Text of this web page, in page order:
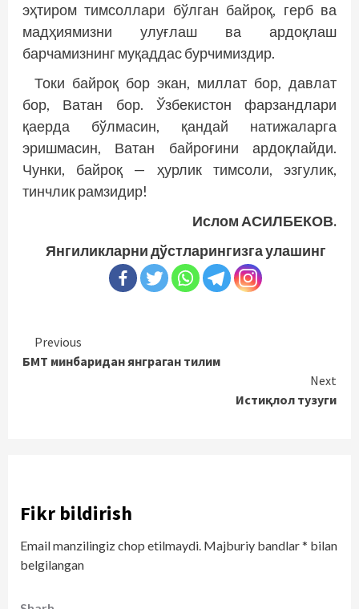
эҳтиром тимсоллари бўлган байроқ, герб ва
мадҳиямизни улуғлаш ва ардоқлаш
барчамизнинг муқаддас бурчимиздир.
Токи байроқ бор экан, миллат бор, давлат
бор, Ватан бор. Ўзбекистон фарзандлари
қаерда бўлмасин, қандай натижаларга
эришмасин, Ватан байроғини ардоқлайди.
Чунки, байроқ — ҳурлик тимсоли, эзгулик,
тинчлик рамзидир!
Ислом АСИЛБЕКОВ.
Янгиликларни дўстларингизга улашинг
Continue
Reading
Previous
БМТ минбаридан янграган тилим
Next
Истиқлол тузуги
Fikr bildirish
Email manzilingiz chop etilmaydi. Majburiy bandlar* bilan
belgilangan